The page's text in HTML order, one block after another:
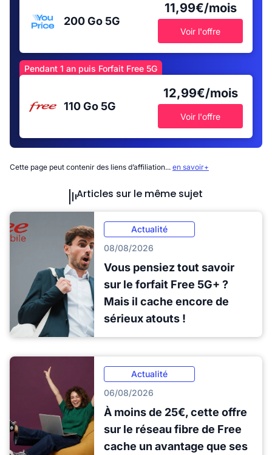
200 Go 5G
11,99€/mois
Voir l'offre
Pendant 1 an puis Forfait Free 5G
110 Go 5G
12,99€/mois
Voir l'offre
Cette page peut contenir des liens d’affiliation... en savoir+
Articles sur le même sujet
Actualité
08/08/2026
Vous pensiez tout savoir
sur le forfait Free 5G+ ?
Mais il cache encore de
sérieux atouts !
Actualité
06/08/2026
À moins de 25€, cette offre
sur le réseau fibre de Free
cache un avantage que ses